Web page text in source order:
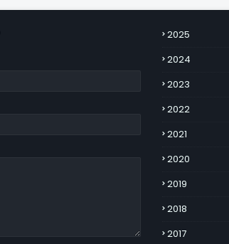
2025
2024
2023
2022
2021
2020
2019
2018
2017